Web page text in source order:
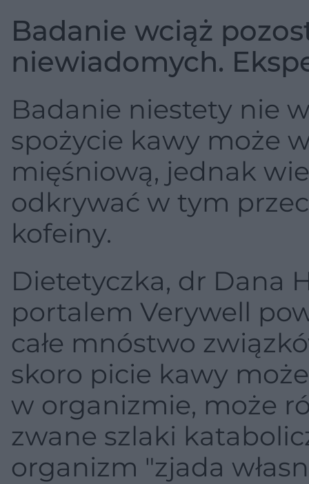
Badanie wciąż
niewiadomych.
Badanie niestety nie
spożycie kawy może
mięśniową, jednak
odkrywać w tym
kofeiny.
Dietetyczka, dr Dana
portalem Verywell
całe mnóstwo
skoro picie kawy
w organizmie, może
zwane szlaki
organizm "zjada